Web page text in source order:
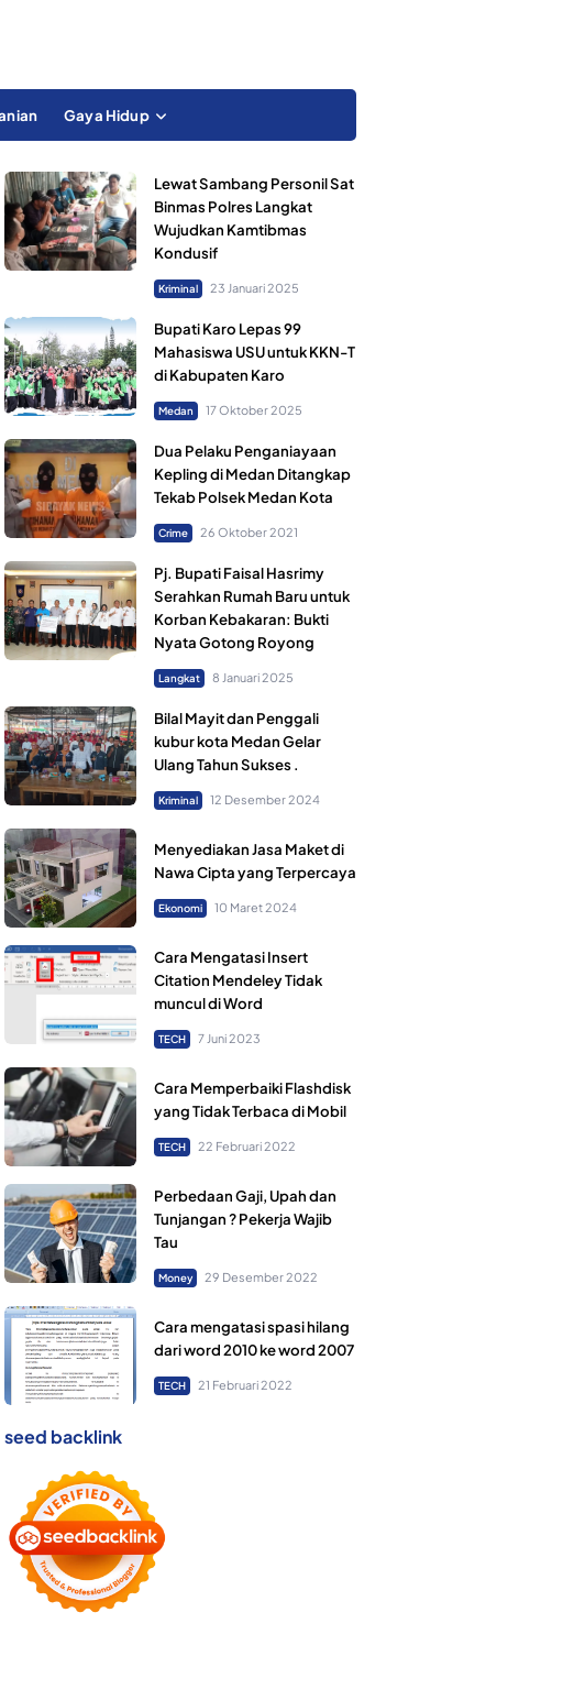
Gaya Hidup
Lewat Sambang Personil Sat
Binmas Polres Langkat
Wujudkan Kamtibmas
Kondusif
Kriminal 23 Januari 2025
Bupati Karo Lepas 99
Mahasiswa USU untuk KKN-T
di Kabupaten Karo
Medan 17 Oktober 2025
Dua Pelaku Penganiayaan
Kepling di Medan Ditangkap
Tekab Polsek Medan Kota
Crime 26 Oktober 2021
Pj. Bupati Faisal Hasrimy
Serahkan Rumah Baru untuk
Korban Kebakaran: Bukti
Nyata Gotong Royong
Langkat 8 Januari 2025
Bilal Mayit dan Penggali
kubur kota Medan Gelar
Ulang Tahun Sukses .
Kriminal 12 Desember 2024
Menyediakan Jasa Maket di
Nawa Cipta yang Terpercaya
Ekonomi 10 Maret 2024
Cara Mengatasi Insert
Citation Mendeley Tidak
muncul di Word
TECH 7 Juni 2023
Cara Memperbaiki Flashdisk
yang Tidak Terbaca di Mobil
TECH 22 Februari 2022
Perbedaan Gaji, Upah dan
Tunjangan ? Pekerja Wajib
Tau
Money 29 Desember 2022
Cara mengatasi spasi hilang
dari word 2010 ke word 2007
TECH 21 Februari 2022
seed backlink